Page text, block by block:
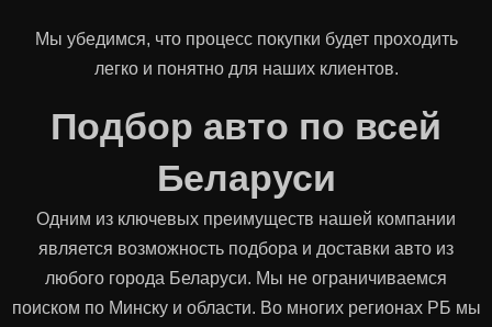
Мы убедимся, что процесс покупки будет проходить
легко и понятно для наших клиентов.
Подбор авто по всей
Беларуси
Одним из ключевых преимуществ нашей компании
является возможность подбора и доставки авто из
любого города Беларуси. Мы не ограничиваемся
поиском по Минску и области. Во многих регионах РБ мы